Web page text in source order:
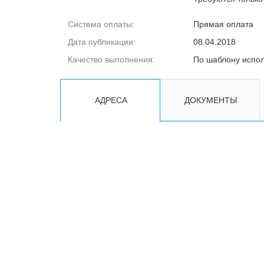
Система оплаты:
Прямая оплата
Дата публикации:
08.04.2018
Качество выполнения:
По шаблону
АДРЕСА ДОКУМЕНТЫ